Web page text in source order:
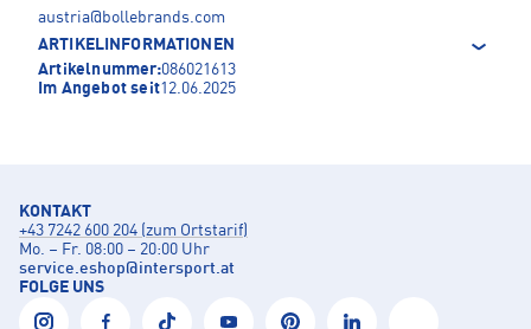
austria@bollebrands.com
ARTIKELINFORMATIONEN
Artikelnummer:086021613
Im Angebot seit12.06.2025
KONTAKT
+43 7242 600 204 (zum Ortstarif)
Mo. – Fr. 08:00 – 20:00 Uhr
service.eshop@intersport.at
FOLGE UNS